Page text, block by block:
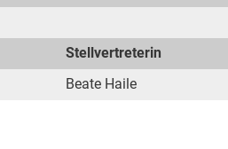
Stellvertreterin
Beate Haile